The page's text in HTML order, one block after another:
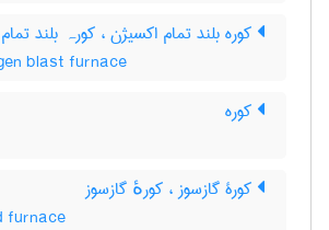
کوره بلند تمام اکسیژن ، کورہ بلند
blast furnace
کوره
کورۀ گازسوز ، کورهٔ گازسوز
furnace